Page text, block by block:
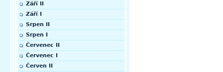
Září II
Září I
Srpen II
Srpen I
Červenec II
Červenec I
Červen II